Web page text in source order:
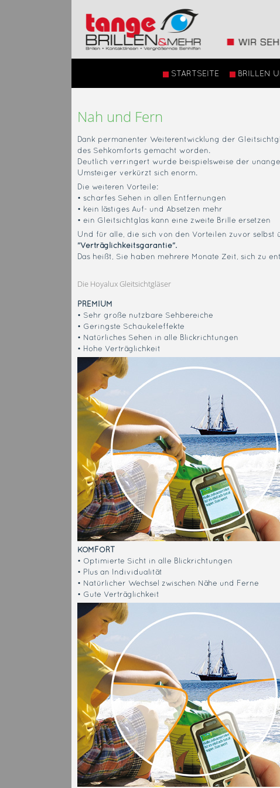
STARTSEITE BRILLEN
Nah und Fern
Dank permanenter Weiterentwicklung der
des Sehkomforts gemacht worden.
Deutlich verringert wurde beispielsweise der
Umsteiger verkürzt sich enorm.
Die weiteren Vorteile:
• scharfes Sehen in allen Entfernungen
• kein lästiges Auf- und Absetzen mehr
• ein Gleitsichtglas kann eine zweite Brille ersetzen
Und für alle, die sich von den Vorteilen zuvor selbst
"Verträglichkeitsgarantie".
Das heißt, Sie haben mehrere Monate Zeit, sich zu
Die Hoyalux Gleitsichtgläser
PREMIUM
• Sehr große nutzbare Sehbereiche
• Geringste Schaukeleffekte
• Natürliches Sehen in alle Blickrichtungen
• Hohe Verträglichkeit
KOMFORT
• Optimierte Sicht in alle Blickrichtungen
• Plus an Individualität
• Natürlicher Wechsel zwischen Nähe und Ferne
• Gute Verträglichkeit